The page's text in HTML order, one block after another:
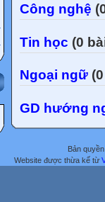
Công nghệ
Tin học (0
Ngoại ngữ
GD hướng
Bản
Website được thừa kế từ